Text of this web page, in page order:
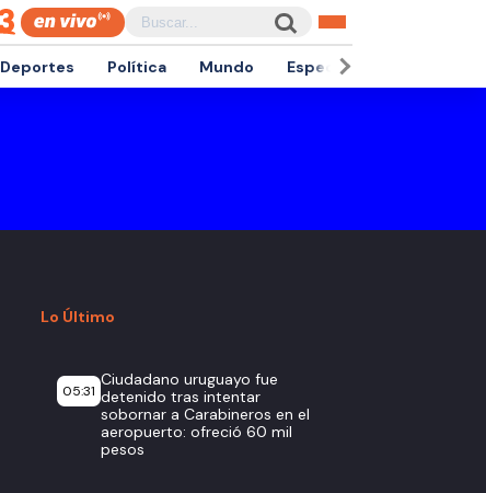
Deportes Política Mundo Espectáculos
Lo Último
05:31
Ciudadano uruguayo fue
detenido tras intentar
sobornar a Carabineros en el
aeropuerto: ofreció 60 mil
pesos